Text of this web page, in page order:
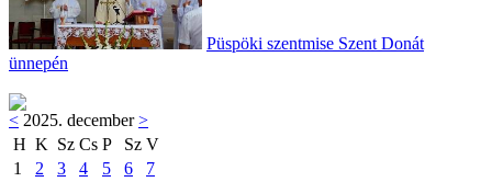
Püspöki szentmise Szent Donát
ünnepén
< 2025. december>
H K Sz Cs P Sz V
1
2 3 4 5 6
7